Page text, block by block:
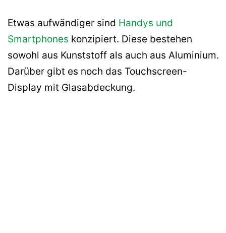
Etwas aufwändiger sind Handys und
Smartphones konzipiert. Diese bestehen
sowohl aus Kunststoff als auch aus Aluminium.
Darüber gibt es noch das Touchscreen-
Display mit Glasabdeckung.